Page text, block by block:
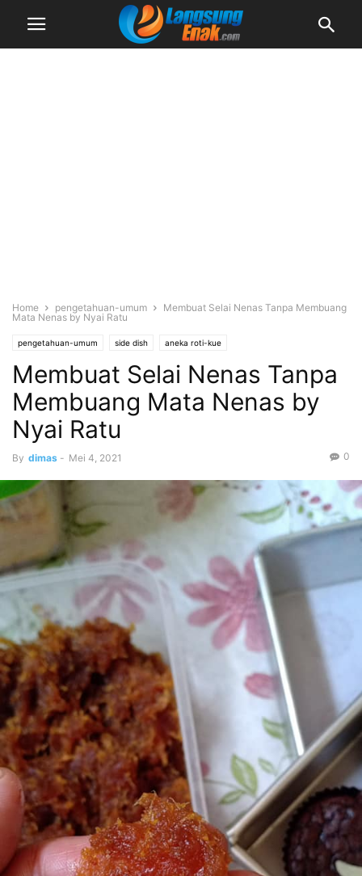
Home pengetahuan-umum
Membuat Selai Nenas Tanpa Membuang
Mata Nenas by Nyai Ratu
pengetahuan-umum side dish aneka roti-kue
Membuat Selai Nenas Tanpa
Membuang Mata Nenas by
Nyai Ratu
By dimas - Mei 4, 2021 0